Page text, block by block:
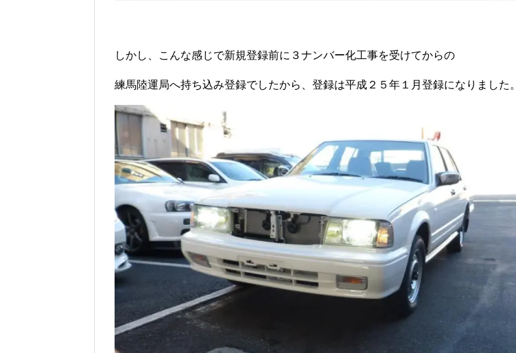
しかし、こんな感じで新規登録前に３ナンバー化工事を受けてからの
練馬陸運局へ持ち込み登録でしたから、登録は平成２５年１月登録になりました。